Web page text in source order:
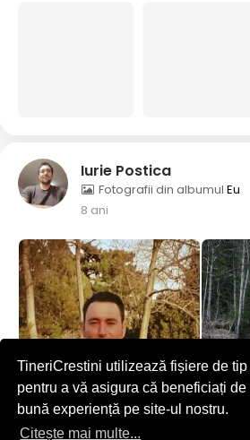
TineriCrestini utilizează fișiere de
pentru a vă asigura că beneficiați de
bună experiență pe site-ul nostru.
Citește mai multe...
Iurie Postica
Fotografii din albumul Eu
8 ani